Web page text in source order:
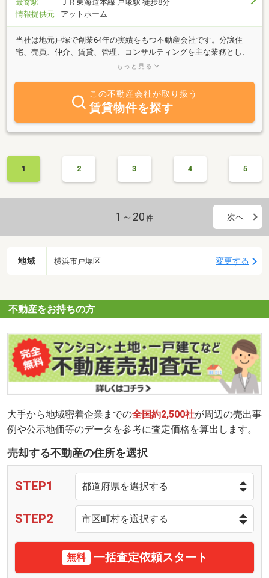
最寄駅
ＪＲ東海道本線 戸塚駅 徒歩8分
情報提供元
アットホーム
当社は地元戸塚で創業64年の実績をもつ不動産会社です。分譲住
宅、売買、仲介、賃貸、管理、コンサルティングを主な業務とし、
また税務相談、法律相談なども行なっています。場所は、旧戸塚区
客様のご要望にお応えするべく日々精進しております。物件情報を
ご希望の方には業者間による不動産専門検索サイト等を活用し、よ
り早く良い情報をご紹介し、また空室が多くお困りの大家さんには
入居率を上げるべくご協力致しております。64年に渡る営業は信用
と信頼の証！お気軽にお問合せを！査定、相談、無料です。
もっと見る
この不動産会社が取り扱う
賃貸物件を探す
1 2 3 4 5
1～20 件 次へ
地域 横浜市戸塚区 変更する
不動産をお持ちの方
大手から地域密着企業までの全国約2,500社が周辺の売出事
例や公示地価等のデータを参考に査定価格を算出します。
売却する不動産の住所を選択
STEP1
STEP2
無料 一括査定依頼スタート